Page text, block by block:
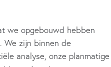
we opgebouwd hebben
We zijn binnen de
analyse, onze planmatige